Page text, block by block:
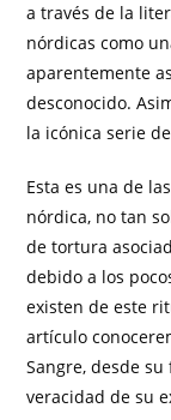
a través de la
nórdicas como
aparentemente
desconocido.
la icónica serie
Esta es una de
nórdica, no tan
de tortura
debido a los
existen de este
artículo
Sangre, desde
veracidad de su